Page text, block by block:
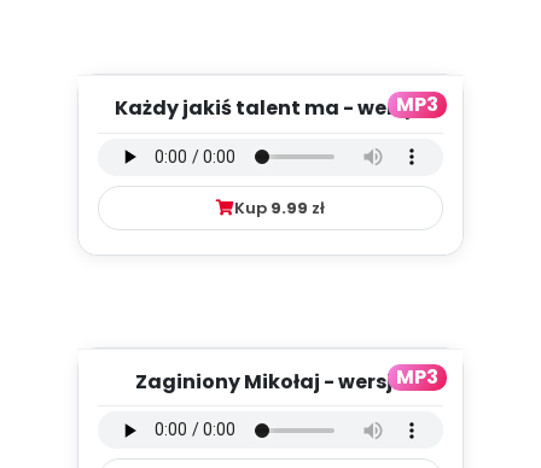
MP3
Każdy jakiś talent ma - wersja
Kup 9.99 zł
MP3
Zaginiony Mikołaj - wersja